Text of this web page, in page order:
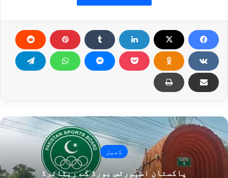
کھیل
پاکستان اسپورٹس بورڈ کے ریٹائرڈ